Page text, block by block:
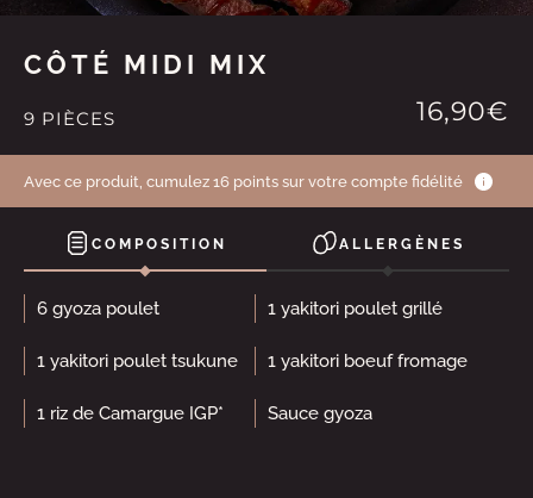
CÔTÉ MIDI MIX
9 PIÈCES 16,90€
Avec ce produit, cumulez 16 points sur votre compte fidélité
COMPOSITION ALLERGÈNES
6 gyoza poulet 1 yakitori poulet grillé
1 yakitori poulet tsukune 1 yakitori boeuf fromage
1 riz de Camargue IGP* Sauce gyoza